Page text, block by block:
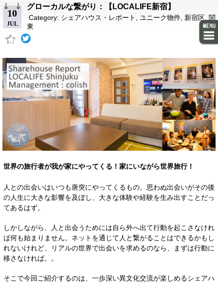
10
JUL
グローカルな繋がり：【LOCALIFE新宿】
Category: シェアハウス・レポート ユニーク物件 新宿区 関
東
世界の旅行者が我が家にやってくる！家にいながら世界旅行！
人との出会いはいつも唐突にやってくるもの。思わぬ出会いがその後
の人生に大きな影響を及ぼし、大きな体験や経験を生み出すことだっ
てあるはず。
しかしながら、人と出会うためには自ら外へ出て行動を起こさなけれ
ば何も始まりません。ネットを通じて人と繋がることはできるかもし
れないけれど、リアルの世界で出会いを求めるのなら、まずは行動に
移さなければ。。
そこで今回ご紹介するのは、一歩深い異文化交流が楽しめるシェアハ